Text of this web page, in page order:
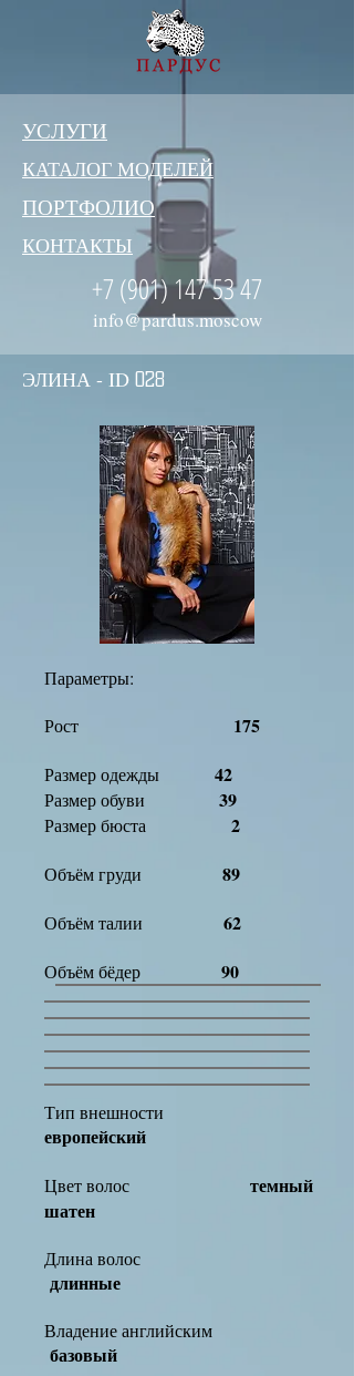
УСЛУГИ
КАТАЛОГ МОДЕЛЕЙ
ПОРТФОЛИО
КОНТАКТЫ
+7 (901) 147 53 47
info@pardus.moscow
ЭЛИНА - ID 028
Параметры:
Рост 175
Размер одежды 42
Размер обуви 39
Размер бюста 2
Объём груди 89
Объём талии 62
Объём бёдер 90
Тип внешности
европейский
Цвет волос темный
шатен
Длина волос
длинные
Владение английским
базовый